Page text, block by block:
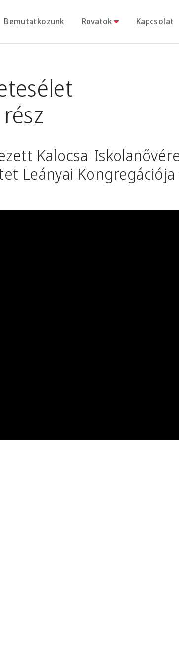
Bemutatkozunk Rovatok Kapcsolat
Kalocsai
Leányai Kongregációja